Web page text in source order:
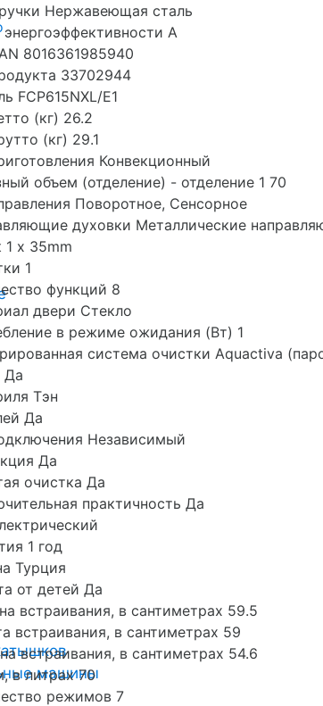
машины
Нержавеющая сталь
энергоэффективности A
8016361985940
33702944
FCP615NXL/E1
(кг) 26.2
(кг) 29.1
Конвекционный
объем (отделение) - отделение 1 70
Поворотное, Cенсорное
духовки Металлические
1 x 35mm
1
функций 8
двери Стекло
в режиме ожидания (Вт) 1
система очистки Aquactiva
Да
Тэн
Да
Независимый
Да
очистка Да
практичность Да
1 год
Турция
от детей Да
встраивания, в сантиметрах 59.5
встраивания, в сантиметрах 59
встраивания, в сантиметрах 54.6
в литрах 70
режимов 7